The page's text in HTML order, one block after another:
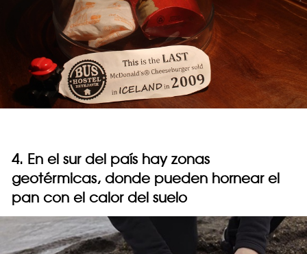
4. En el sur del país hay zonas
geotérmicas, donde pueden hornear el
pan con el calor del suelo